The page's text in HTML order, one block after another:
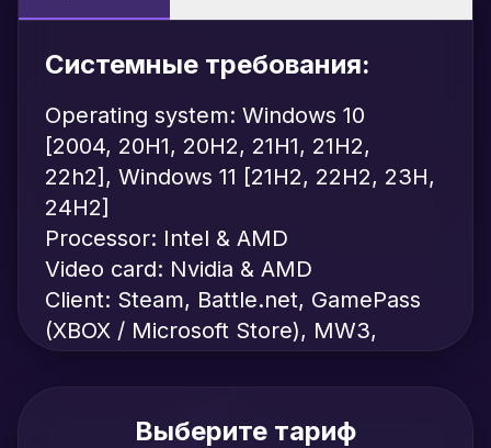
Системные требования:
Operating system: Windows 10
[2004, 20H1, 20H2, 21H1, 21H2,
22h2], Windows 11 [21H2, 22H2, 23H,
24H2]
Processor: Intel & AMD
Video card: Nvidia & AMD
Client: Steam, Battle.net, GamePass
(XBOX / Microsoft Store), MW3,
Выберите тариф